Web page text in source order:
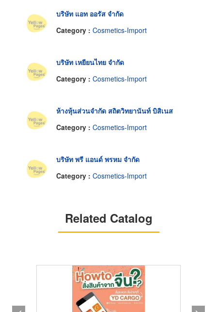
บริษัท แอท ออรัส จำกัด
Category : Cosmetics-Import
บริษัท เหยียนไทย จำกัด
Category : Cosmetics-Import
ห้างหุ้นส่วนจำกัด สถิตวิทยานันท์ บิสิเนส
Category : Cosmetics-Import
บริษัท พรี แอนด์ พรหม จำกัด
Category : Cosmetics-Import
Related Catalog